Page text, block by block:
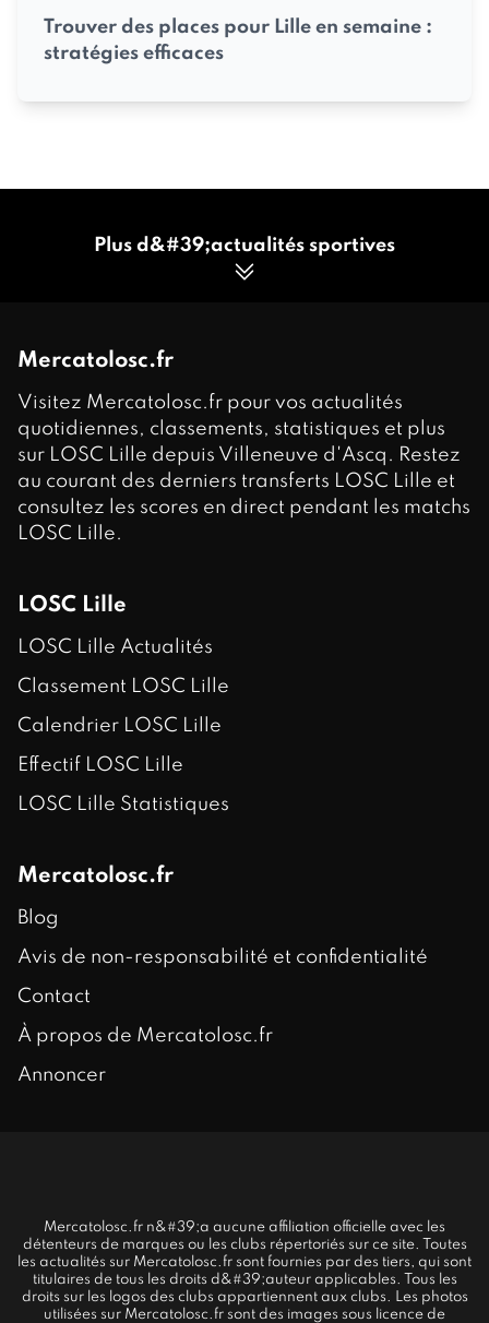
Trouver des places pour Lille en semaine :
stratégies efficaces
Plus d&#39;actualités sportives
Mercatolosc.fr
Visitez Mercatolosc.fr pour vos actualités
quotidiennes, classements, statistiques et plus
sur LOSC Lille depuis Villeneuve d'Ascq. Restez
au courant des derniers transferts LOSC Lille et
consultez les scores en direct pendant les matchs
LOSC Lille.
LOSC Lille
LOSC Lille Actualités
Classement LOSC Lille
Calendrier LOSC Lille
Effectif LOSC Lille
LOSC Lille Statistiques
Mercatolosc.fr
Blog
Avis de non-responsabilité et confidentialité
Contact
À propos de Mercatolosc.fr
Annoncer
Mercatolosc.fr n&#39;a aucune affiliation officielle avec les
détenteurs de marques ou les clubs répertoriés sur ce site. Toutes
les actualités sur Mercatolosc.fr sont fournies par des tiers, qui sont
titulaires de tous les droits d&#39;auteur applicables. Tous les
droits sur les logos des clubs appartiennent aux clubs. Les photos
utilisées sur Mercatolosc.fr sont des images sous licence de